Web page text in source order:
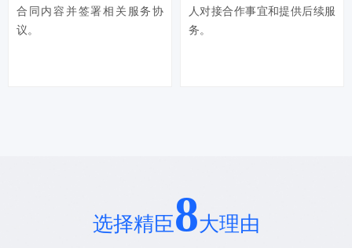
合同内容并签署相关服务协
议。
人对接合作事宜和提供后续服
务。
选择精臣8大理由